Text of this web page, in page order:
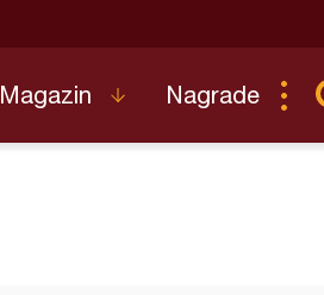
Magazin Nagrade